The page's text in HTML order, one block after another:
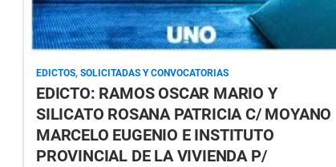
EDICTOS, SOLICITADAS Y CONVOCATORIAS
EDICTO: RAMOS OSCAR MARIO Y
SILICATO ROSANA PATRICIA C/ MOYANO
MARCELO EUGENIO E INSTITUTO
PROVINCIAL DE LA VIVIENDA P/